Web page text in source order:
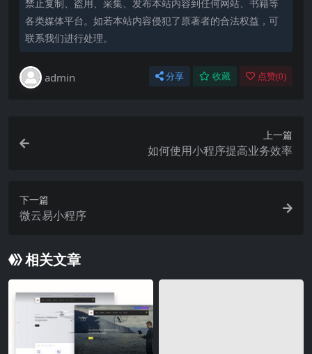
禁止复制、盗用、采集、发布本站内容到任何网站、书籍等
各类媒体平台。如若本站内容侵犯了原著者的合法权益，可
联系我们进行处理。
admin 分享 收藏 点赞(0)
上一篇
如何使用小程序提高业务效率
下一篇
微云易小程序
相关文章